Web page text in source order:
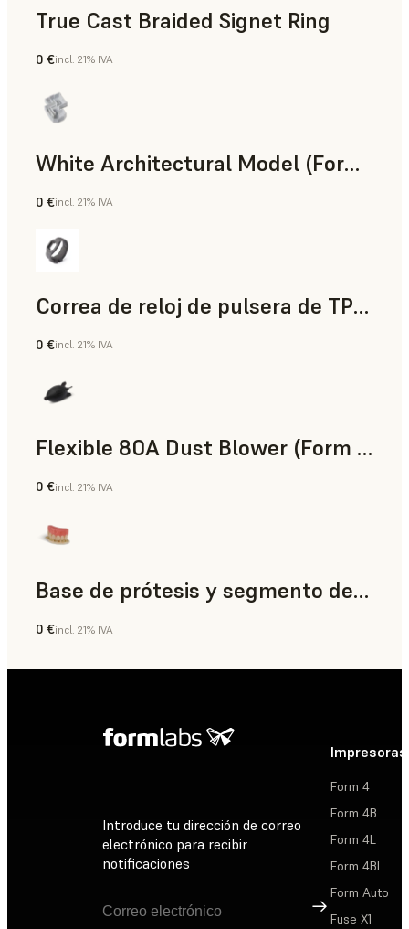
True Cast Braided Signet Ring
Joyería
0 €incl. 21% IVA
White Architectural Model (Form 4)
Estándar
0 €incl. 21% IVA
Correa de reloj de pulsera de TPU 90A Powder
Polvo para SLS
0 €incl. 21% IVA
Flexible 80A Dust Blower (Form 4)
0 €incl. 21% IVA
Base de prótesis y segmento de diente
Odontología
0 €incl. 21% IVA
Introduce tu dirección de correo
electrónico para recibir
notificaciones
Suscribirse
Impresoras
Form 4
Form 4B
Form 4L
Form 4BL
Form Auto
Fuse X1